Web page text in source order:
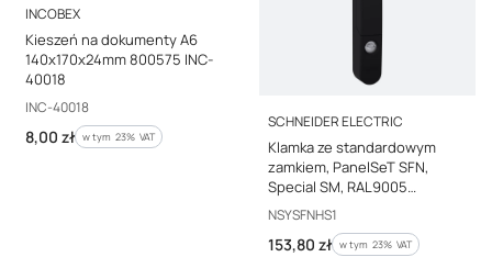
PRODUCENT
INCOBEX
Kieszeń na dokumenty A6
140x170x24mm 800575 INC-
40018
Kod producenta
INC-40018
Cena brutto
8,00 zł w tym %s VAT
w tym 23% VAT
PRODUCENT
SCHNEIDER ELECTRIC
Klamka ze standardowym
zamkiem, PanelSeT SFN,
Special SM, RAL9005
NSYSFNHS1
Kod producenta
NSYSFNHS1
Cena brutto
153,80 zł w tym %s VAT
w tym 23% VAT